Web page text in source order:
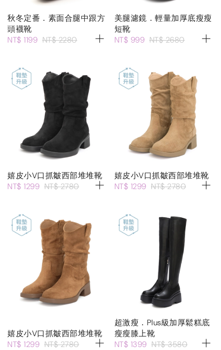
秋冬定番．素面合腿中跟方
頭襪靴
NT$ 1199 NT$ 2280
美腿濾鏡．輕量加厚底瘦瘦
短靴
NT$ 999 NT$ 2680
嬉皮小V口抓皺西部堆堆靴
NT$ 1299 NT$ 2780
嬉皮小V口抓皺西部堆堆靴
NT$ 1299 NT$ 2780
嬉皮小V口抓皺西部堆堆靴
NT$ 1299 NT$ 2780
超激瘦．Plus級加厚鬆糕底
瘦瘦膝上靴
NT$ 1399 NT$ 3580